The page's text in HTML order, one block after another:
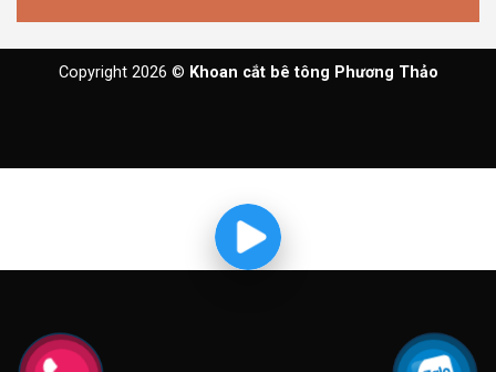
Copyright 2026 © Khoan cắt bê tông Phương Thảo